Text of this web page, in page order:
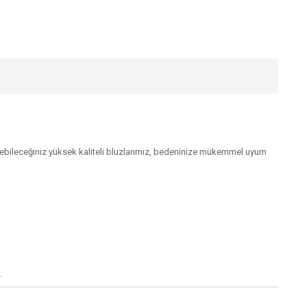
yüksek kaliteli bluzlarımız, bedeninize mükemmel uyum